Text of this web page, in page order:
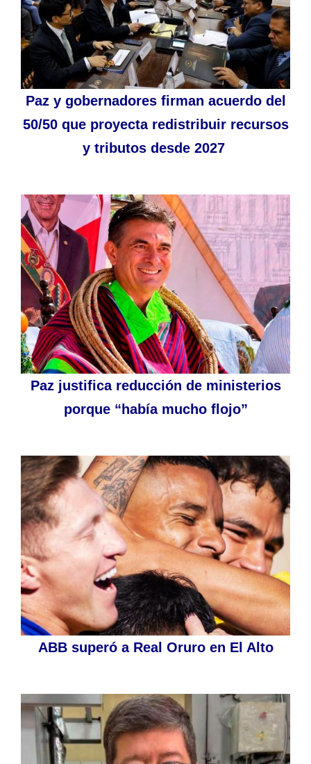
Paz y gobernadores firman acuerdo del
50/50 que proyecta redistribuir recursos
y tributos desde 2027
Paz justifica reducción de ministerios
porque “había mucho flojo”
ABB superó a Real Oruro en El Alto